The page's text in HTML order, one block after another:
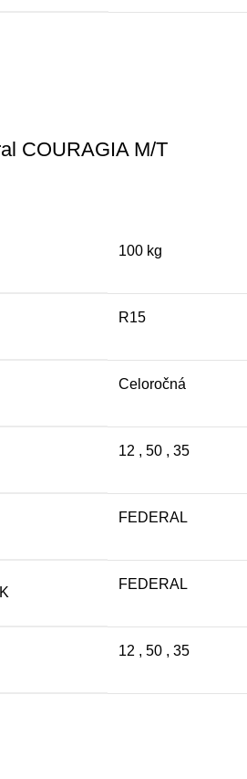
COURAGIA M/T
100 kg
R15
Celoročná
12 , 50 , 35
FEDERAL
FEDERAL
12 , 50 , 35